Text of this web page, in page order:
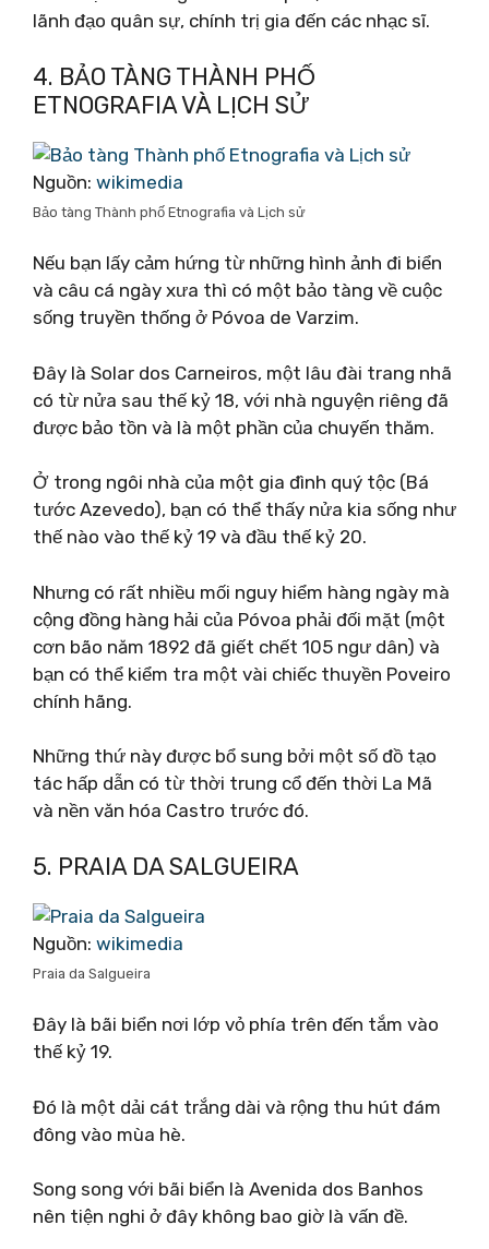
lãnh đạo quân sự, chính trị gia đến các nhạc sĩ.
4. BẢO TÀNG THÀNH PHỐ
ETNOGRAFIA VÀ LỊCH SỬ
Nguồn: wikimedia
Bảo tàng Thành phố Etnografia và Lịch sử
Nếu bạn lấy cảm hứng từ những hình ảnh đi biển
và câu cá ngày xưa thì có một bảo tàng về cuộc
sống truyền thống ở Póvoa de Varzim.
Đây là Solar dos Carneiros, một lâu đài trang nhã
có từ nửa sau thế kỷ 18, với nhà nguyện riêng đã
được bảo tồn và là một phần của chuyến thăm.
Ở trong ngôi nhà của một gia đình quý tộc (Bá
tước Azevedo), bạn có thể thấy nửa kia sống như
thế nào vào thế kỷ 19 và đầu thế kỷ 20.
Nhưng có rất nhiều mối nguy hiểm hàng ngày mà
cộng đồng hàng hải của Póvoa phải đối mặt (một
cơn bão năm 1892 đã giết chết 105 ngư dân) và
bạn có thể kiểm tra một vài chiếc thuyền Poveiro
chính hãng.
Những thứ này được bổ sung bởi một số đồ tạo
tác hấp dẫn có từ thời trung cổ đến thời La Mã
và nền văn hóa Castro trước đó.
5. PRAIA DA SALGUEIRA
Nguồn: wikimedia
Praia da Salgueira
Đây là bãi biển nơi lớp vỏ phía trên đến tắm vào
thế kỷ 19.
Đó là một dải cát trắng dài và rộng thu hút đám
đông vào mùa hè.
Song song với bãi biển là Avenida dos Banhos
nên tiện nghi ở đây không bao giờ là vấn đề.